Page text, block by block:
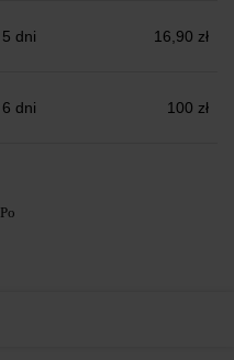
5 dni 16,90 zł
6 dni 100 zł